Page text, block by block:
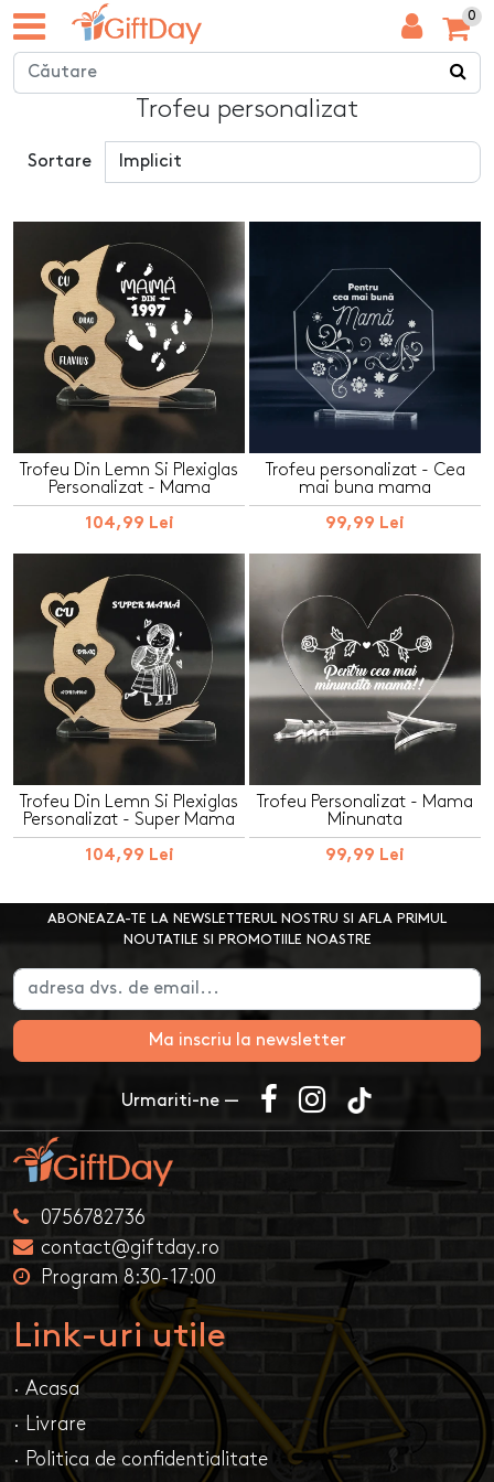
0
Trofeu personalizat
Sortare
Trofeu Din Lemn Si Plexiglas
Personalizat - Mama
104,99 Lei
Trofeu personalizat - Cea
mai buna mama
99,99 Lei
Trofeu Din Lemn Si Plexiglas
Personalizat - Super Mama
104,99 Lei
Trofeu Personalizat - Mama
Minunata
99,99 Lei
ABONEAZA-TE LA NEWSLETTERUL NOSTRU SI AFLA PRIMUL
NOUTATILE SI PROMOTIILE NOASTRE
Ma inscriu la newsletter
Urmariti-ne —
0756782736
contact@giftday.ro
Program 8:30-17:00
Link-uri utile
· Acasa
· Livrare
· Politica de confidentialitate